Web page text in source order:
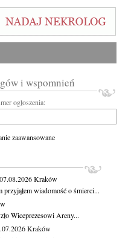
i wspomnień
ogłoszenia:
zaawansowane
07.08.2026Kraków
przyjąłem wiadomość o śmierci...
Wiceprezesowi Areny...
Kraków